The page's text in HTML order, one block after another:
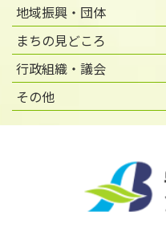
地域振興・団体
まちの見どころ
行政組織・議会
その他